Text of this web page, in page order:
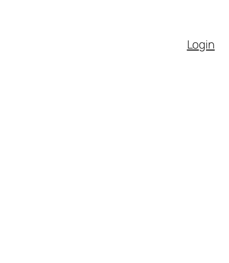
Login